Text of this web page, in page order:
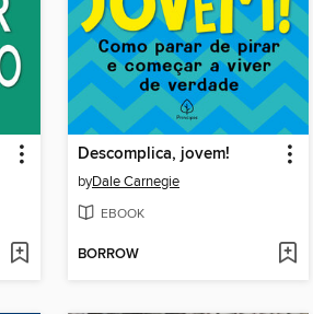
Descomplica, jovem!
byDale Carnegie
EBOOK
BORROW